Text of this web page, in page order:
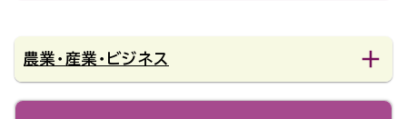
農業・産業・ビジネス